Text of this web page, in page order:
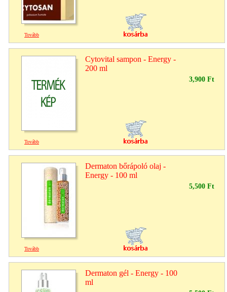
Tovább
Cytovital sampon - Energy -
200 ml
3,900 Ft
Tovább
Dermaton bőrápoló olaj -
Energy - 100 ml
5,500 Ft
Tovább
Dermaton gél - Energy - 100
ml